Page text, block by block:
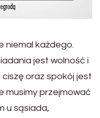
niemal każdego.
jest wolność i
oraz spokój jest
musimy przejmować
u sąsiada,